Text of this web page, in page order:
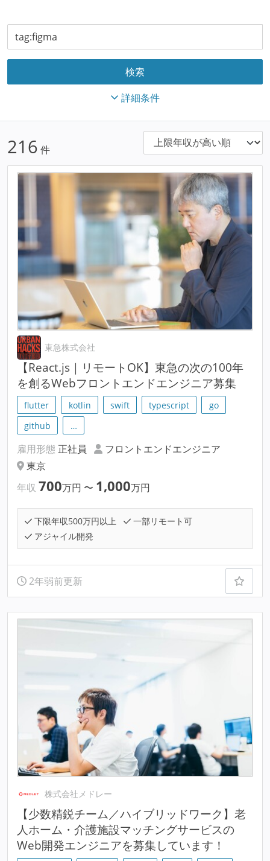
詳細条件
216 件
東急株式会社
【React.js｜リモートOK】東急の次の100年
を創るWebフロントエンドエンジニア募集
flutter kotlin swift typescript
go
github
…
雇用形態 正社員
フロントエンドエンジニア
東京
年収 700万円 〜 1,000万円
下限年収500万円以上
一部リモート可
アジャイル開発
2年弱前更新
株式会社メドレー
【少数精鋭チーム／ハイブリッドワーク】老
人ホーム・介護施設マッチングサービスの
Web開発エンジニアを募集しています！